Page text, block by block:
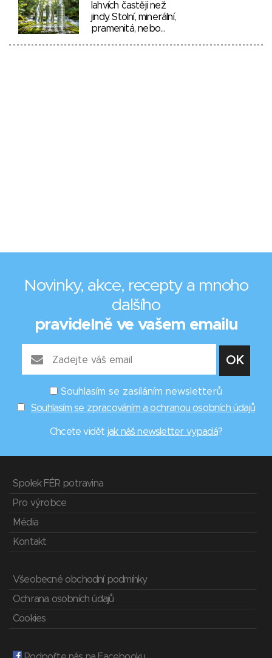
lahvích častěji než
jindy. Stolní, minerální,
pramenitá, nebo…
Novinky, akce, recepty a mnoho
dalšího
pravidelně ve vašem emailu
Souhlasím se zasíláním newsletterů
Souhlasím se zpracováním a ochranou osobních údajů
Chcete vidět jak náš newsletter vypadá?
Spolek FÉR potravina
Pro výrobce
Média
Kontakt
Všeobecné obchodní podmínky
Ochrana osobních údajů
Cookies